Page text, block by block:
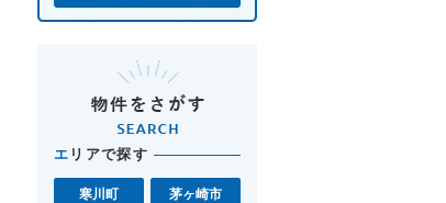
エ リアで探す
寒川町 茅ヶ崎市